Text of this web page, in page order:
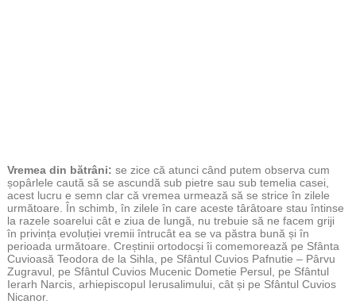
Vremea din bătrâni: se zice că atunci când putem observa cum
șopârlele caută să se ascundă sub pietre sau sub temelia casei,
acest lucru e semn clar că vremea urmează să se strice în zilele
următoare. În schimb, în zilele în care aceste târâtoare stau întinse
la razele soarelui cât e ziua de lungă, nu trebuie să ne facem griji
în privința evoluției vremii întrucât ea se va păstra bună și în
perioada următoare. Creștinii ortodocși îi comemorează pe Sfânta
Cuvioasă Teodora de la Sihla, pe Sfântul Cuvios Pafnutie – Pârvu
Zugravul, pe Sfântul Cuvios Mucenic Dometie Persul, pe Sfântul
Ierarh Narcis, arhiepiscopul Ierusalimului, cât și pe Sfântul Cuvios
Nicanor.